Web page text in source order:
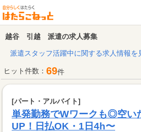
越谷 引越 派遣の求人募集
派遣スタッフ活躍中に関する求人情報を
ヒット件数： 69件
[パート・アルバイト]
単発勤務でWワークも◎空い
UP！日払OK・1日4h〜